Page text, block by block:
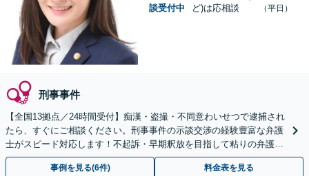
談受付中
ど)は応相談
（平日）
刑事事件
【全国13拠点／24時間受付】痴漢・盗撮・不同意わいせつで逮捕され
たら、すぐにご相談ください。刑事事件の示談交渉の経験豊富な弁護
士がスピード対応します！不起訴・早期釈放を目指して粘りの弁護活
動を行います。
事例を見る(6件) 料金表を見る